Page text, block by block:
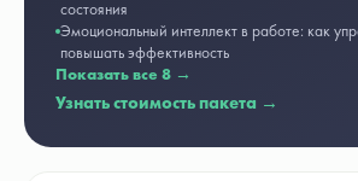
состояния
Эмоциональный интеллект в работе: как
повышать эффективность
Показать все 8 →
Узнать стоимость пакета →